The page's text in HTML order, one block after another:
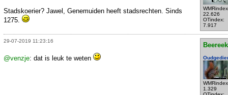
22.626
OTindex:
7.917
Stadskoerier? Jawel, Genemuiden heeft stadsrechten. Sinds
1275.
29-07-2019 11:23:16
1.329
@venzje: dat is leuk te weten